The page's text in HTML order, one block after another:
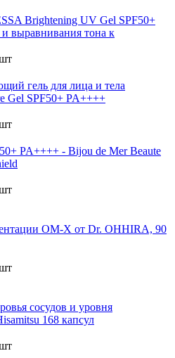
Brightening UV Gel SPF50+
выравнивания тона к
гель для лица и тела
Gel SPF50+ PA++++
PA++++ - Bijou de Mer Beaute
OM-X от Dr. OHHIRA, 90
сосудов и уровня
168 капсул